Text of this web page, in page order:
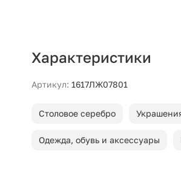
Характеристики
Артикул: 1617ЛЖ07801
Столовое серебро
Одежда, обувь и аксессуары